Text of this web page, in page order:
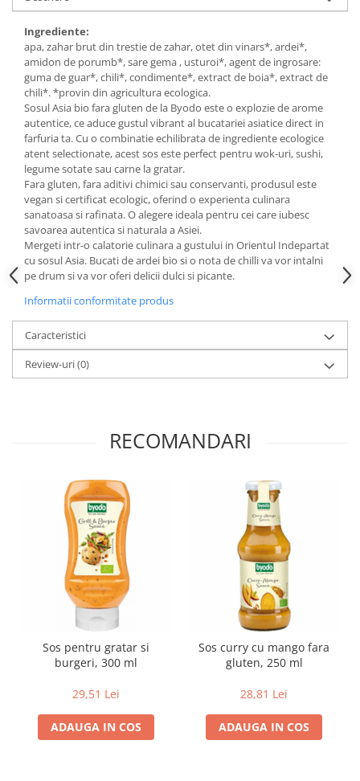
Budinca bio
Indulcitori bio
Inghetata bio si decoratiuni
Ingrediente bio pentru copt
Masline bio si antipasti
Antipasti bio
Masline bio
Pesto bio
Musli si terci
Fulgi din cereale bio
Musli bio
Terci bio
Orez bio si leguminoase
Legume bio
Legume bio in conserva
Orez bio
Paste si fidea
Paste bio din spelta
Paste bio integrale
Paste bio pentru copii
Paste fainoase bio
Pateu, sosuri si conserve
Conserve de peste bio
Crenvursti si pateu din carne bio
Pateu bio si creme vegetale
Produse din tomate
Sosuri bio din tomate
Sucuri si bauturi bio
Lapte bio si bauturi vegetale
Ingrediente:
apa, zahar brut din trestie de zahar, otet din vinars*, ardei*,
amidon de porumb*, sare gema , usturoi*, agent de ingrosare:
guma de guar*, chili*, condimente*, extract de boia*, extract de
chili*. *provin din agricultura ecologica.
Sosul Asia bio fara gluten de la Byodo este o explozie de arome
autentice, ce aduce gustul vibrant al bucatariei asiatice direct in
farfuria ta. Cu o combinatie echilibrata de ingrediente ecologice
atent selectionate, acest sos este perfect pentru wok-uri, sushi,
legume sotate sau carne la gratar.
Fara gluten, fara aditivi chimici sau conservanti, produsul este
vegan si certificat ecologic, oferind o experienta culinara
sanatoasa si rafinata. O alegere ideala pentru cei care iubesc
savoarea autentica si naturala a Asiei.
Mergeti intr-o calatorie culinara a gustului in Orientul Indepartat
cu sosul Asia. Bucati de ardei bio si o nota de chilli va vor intalni
pe drum si va vor oferi delicii dulci si picante.
Informatii conformitate produs
Caracteristici
Review-uri(0)
RECOMANDARI
Sos pentru gratar si
burgeri, 300 ml
29,51 Lei
ADAUGA IN COS
Sos curry cu mango fara
gluten, 250 ml
28,81 Lei
ADAUGA IN COS